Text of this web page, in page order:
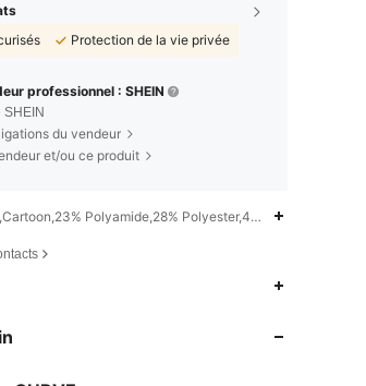
Protection de la vie privée
professionnel : SHEIN
SHEIN
du vendeur
et/ou ce produit
Polyamide,28% Polyester,49% Viscose
8K